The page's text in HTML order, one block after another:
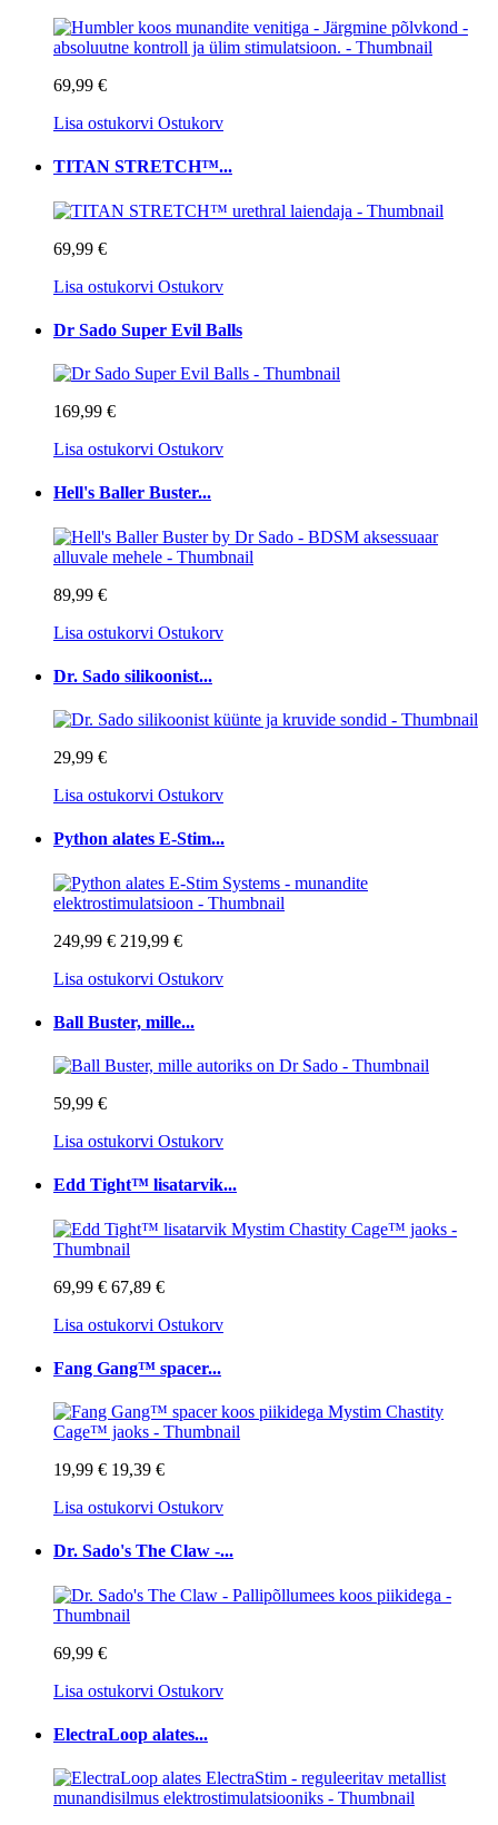
69,99 €
Lisa ostukorvi Ostukorv
TITAN STRETCH™...
69,99 €
Lisa ostukorvi Ostukorv
Dr Sado Super Evil Balls
169,99 €
Lisa ostukorvi Ostukorv
Hell's Baller Buster...
89,99 €
Lisa ostukorvi Ostukorv
Dr. Sado silikoonist...
29,99 €
Lisa ostukorvi Ostukorv
Python alates E-Stim...
249,99 € 219,99 €
Lisa ostukorvi Ostukorv
Ball Buster, mille...
59,99 €
Lisa ostukorvi Ostukorv
Edd Tight™ lisatarvik...
69,99 € 67,89 €
Lisa ostukorvi Ostukorv
Fang Gang™ spacer...
19,99 € 19,39 €
Lisa ostukorvi Ostukorv
Dr. Sado's The Claw -...
69,99 €
Lisa ostukorvi Ostukorv
ElectraLoop alates...